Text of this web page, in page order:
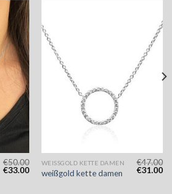
€50.00
€33.00
WEISSGOLD KETTE DAMEN
weißgold kette damen
€47.00
€31.00